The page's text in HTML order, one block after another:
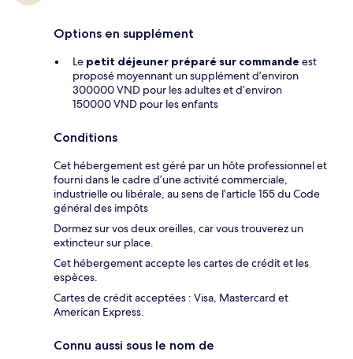
Options en supplément
Le petit déjeuner préparé sur commande est
proposé moyennant un supplément d’environ
300000 VND pour les adultes et d’environ
150000 VND pour les enfants
Conditions
Cet hébergement est géré par un hôte professionnel et
fourni dans le cadre d’une activité commerciale,
industrielle ou libérale, au sens de l’article 155 du Code
général des impôts
Dormez sur vos deux oreilles, car vous trouverez un
extincteur sur place.
Cet hébergement accepte les cartes de crédit et les
espèces.
Cartes de crédit acceptées : Visa, Mastercard et
American Express.
Connu aussi sous le nom de